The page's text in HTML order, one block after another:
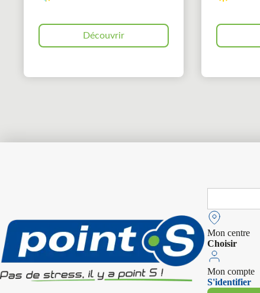
Découvrir
Search
Mon centre
Choisir
Mon compte
S'identifier